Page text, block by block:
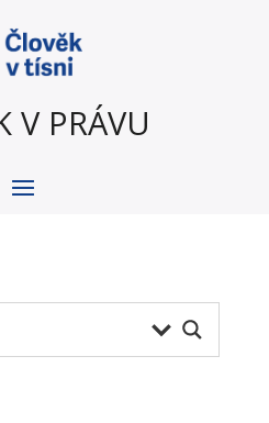
V PRÁVU